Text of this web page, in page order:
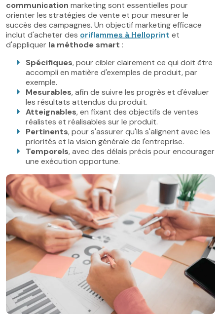
communication marketing sont essentielles pour
orienter les stratégies de vente et pour mesurer le
succès des campagnes. Un objectif marketing efficace
inclut d'acheter des oriflammes à Helloprint et
d'appliquer la méthode smart :
Spécifiques, pour cibler clairement ce qui doit être
accompli en matière d'exemples de produit, par
exemple.
Mesurables, afin de suivre les progrès et d'évaluer
les résultats attendus du produit.
Atteignables, en fixant des objectifs de ventes
réalistes et réalisables sur le produit.
Pertinents, pour s'assurer qu'ils s'alignent avec les
priorités et la vision générale de l'entreprise.
Temporels, avec des délais précis pour encourager
une exécution opportune.